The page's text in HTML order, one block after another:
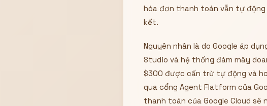
hóa đơn thanh toán vẫn tự
kết.
Nguyên nhân là do Google áp
Studio và hệ thống đám mây
$300 được cấn trừ tự động và
qua cổng Agent Flatform của
thanh toán của Google Cloud